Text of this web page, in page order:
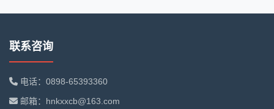
联系咨询
电话：0898-65393360
邮箱：hnkxxcb@163.com